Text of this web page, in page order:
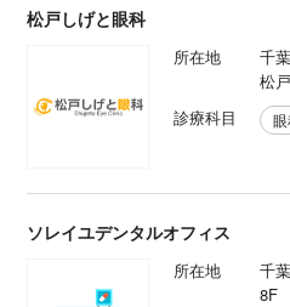
松戸しげと眼科
所在地
千
松
診療科目
ソレイユデンタルオフィス
所在地
千
8F